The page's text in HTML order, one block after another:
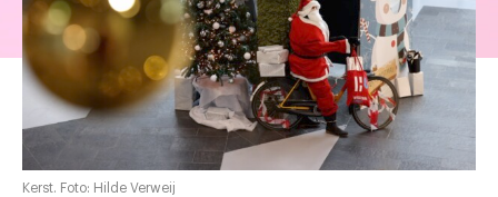
Kerst. Foto: Hilde Verweij